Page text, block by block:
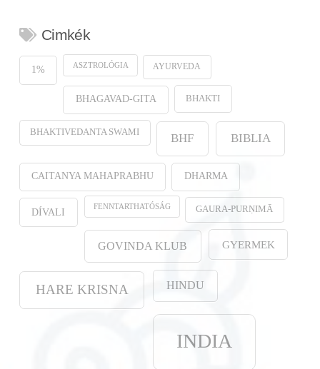
Cimkék
1% ASZTROLÓGIA AYURVEDA
BHAGAVAD-GITA BHAKTI
BHAKTIVEDANTA SWAMI BHF BIBLIA
CAITANYA MAHAPRABHU DHARMA
DÍVALI FENNTARTHATÓSÁG GAURA-PURṆIMĀ
GOVINDA KLUB GYERMEK
HARE KRISNA HINDU
INDIA